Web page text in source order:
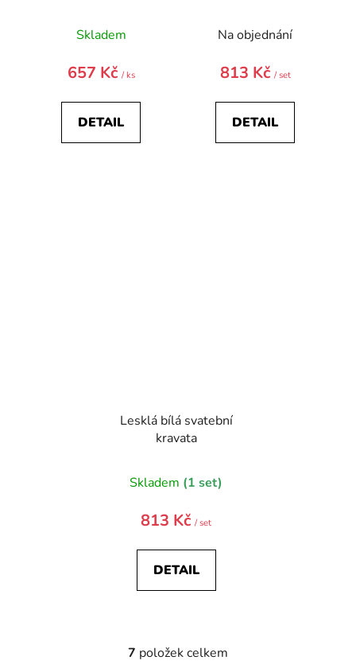
Skladem
657 Kč / ks
DETAIL
Na objednání
813 Kč / set
DETAIL
Lesklá bílá svatební
kravata
Skladem (1 set)
813 Kč / set
DETAIL
O
7 položek celkem